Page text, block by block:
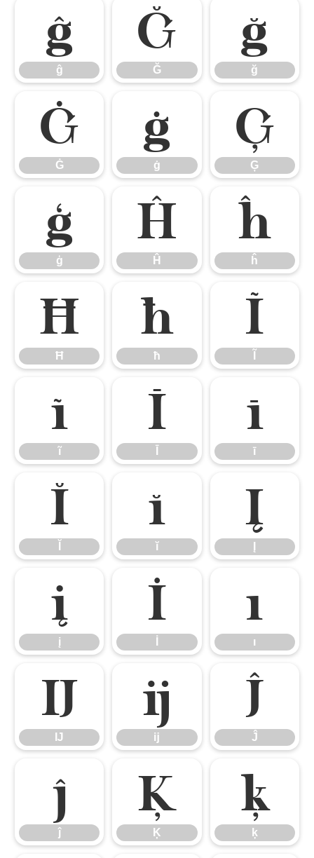
ĝ
ĝ
Ğ
Ğ
ğ
ğ
Ġ
Ġ
ġ
ġ
Ģ
Ģ
ģ
ģ
Ĥ
Ĥ
ĥ
ĥ
Ħ
Ħ
ħ
ħ
Ĩ
ĩ
ĩ
Ī ī
ī
Ĭ ĭ
ĭ
Į
į
į
İ ı
ı
Ĳ
Ĳ
ĳ
ĳ
Ĵ
Ĵ
ĵ
ĵ
Ķ
Ķ
ķ
ķ